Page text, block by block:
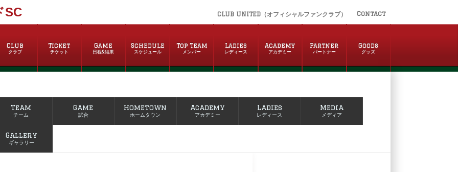
SC CLUB UNITED（オフィシャルファンクラブ） Contact
Club
クラブ
Ticket
チケット
Game
日程&結果
Schedule
スケジュール
Top Team
メンバー
Ladies
レディース
Academy
アカデミー
Partner
パートナー
Goods
グッズ
Team
チーム
Game
試合
Hometown
ホームタウン
Academy
アカデミー
Ladies
レディース
Media
メディア
Gallery
ギャラリー